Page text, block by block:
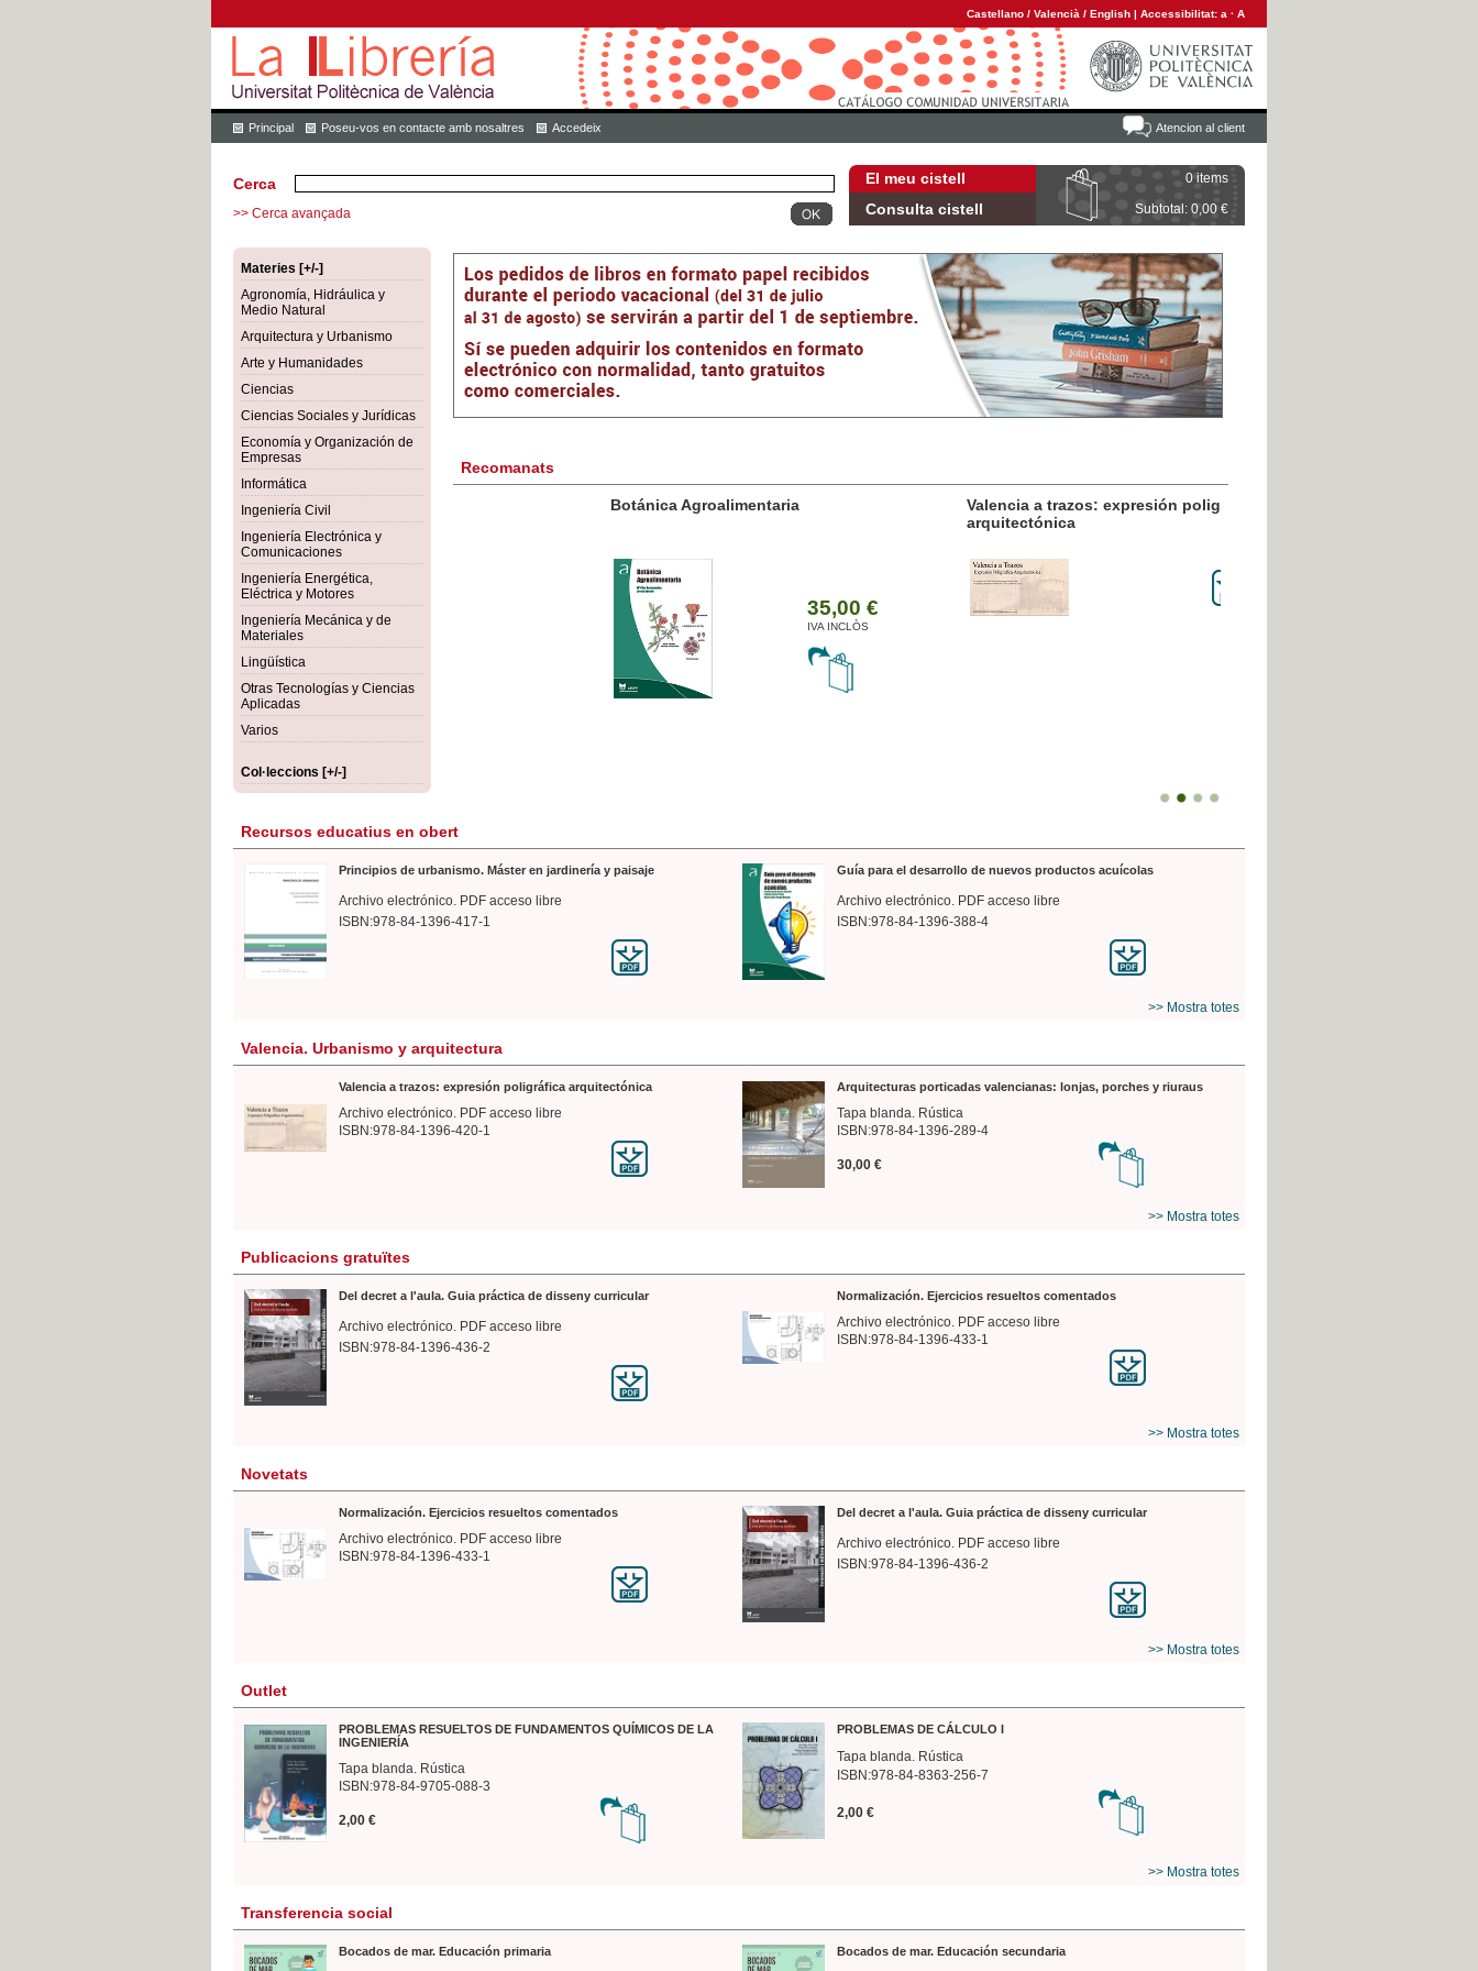
Castellano / Valencià / English | Accessibilitat: a · A
Atencion al client
Principal Poseu-vos en contacte amb nosaltres Accedeix
El meu cistell 0 items
Consulta cistell Subtotal: 0,00 €
Cerca
>> Cerca avançada
Materies [+/-]
Agronomía, Hidráulica y
Medio Natural
Arquitectura y Urbanismo
Arte y Humanidades
Ciencias
Ciencias Sociales y Jurídicas
Economía y Organización de
Empresas
Informática
Ingeniería Civil
Ingeniería Electrónica y
Comunicaciones
Ingeniería Energética,
Eléctrica y Motores
Ingeniería Mecánica y de
Materiales
Lingüística
Otras Tecnologías y Ciencias
Aplicadas
Varios
Col·leccions [+/-]
Recomanats
Botánica Agroalimentaria
35,00 €
IVA INCLÒS
Valencia a trazos: expresión poligráfica
Recursos educatius en obert
Principios de urbanismo. Máster en jardinería y paisaje
Archivo electrónico. PDF acceso libre
ISBN:978-84-1396-417-1
Guía para el desarrollo de nuevos productos acuícolas
Archivo electrónico. PDF acceso libre
ISBN:978-84-1396-388-4
>> Mostra totes
Valencia. Urbanismo y arquitectura
Valencia a trazos: expresión poligráfica arquitectónica
Archivo electrónico. PDF acceso libre
ISBN:978-84-1396-420-1
Arquitecturas porticadas valencianas: lonjas, porches y riuraus
Tapa blanda. Rústica
ISBN:978-84-1396-289-4
30,00 €
>> Mostra totes
Publicacions gratuïtes
Del decret a l'aula. Guia práctica de disseny curricular
Archivo electrónico. PDF acceso libre
ISBN:978-84-1396-436-2
Normalización. Ejercicios resueltos comentados
Archivo electrónico. PDF acceso libre
ISBN:978-84-1396-433-1
>> Mostra totes
Novetats
Normalización. Ejercicios resueltos comentados
Archivo electrónico. PDF acceso libre
ISBN:978-84-1396-433-1
Del decret a l'aula. Guia práctica de disseny curricular
Archivo electrónico. PDF acceso libre
ISBN:978-84-1396-436-2
>> Mostra totes
Outlet
PROBLEMAS RESUELTOS DE FUNDAMENTOS QUÍMICOS DE LA
INGENIERÍA
Tapa blanda. Rústica
ISBN:978-84-9705-088-3
2,00 €
PROBLEMAS DE CÁLCULO I
Tapa blanda. Rústica
ISBN:978-84-8363-256-7
2,00 €
>> Mostra totes
Transferencia social
Bocados de mar. Educación primaria Bocados de mar. Educación secundaria